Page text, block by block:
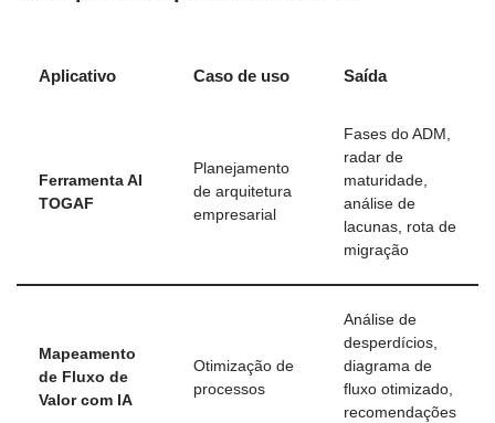
Aplicativo Caso de uso Saída
Ferramenta AI
TOGAF
Planejamento
de arquitetura
empresarial
Fases do ADM,
radar de
maturidade,
análise de
lacunas, rota de
migração
Mapeamento
de Fluxo de
Valor com IA
Otimização de
processos
Análise de
desperdícios,
diagrama de
fluxo otimizado,
recomendações